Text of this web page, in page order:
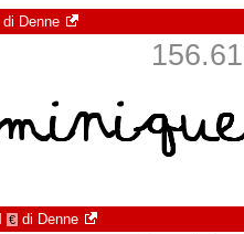
di Denne
€ di Denne